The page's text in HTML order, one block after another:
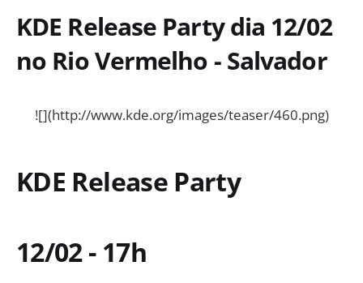
KDE Release Party dia 12/02
no Rio Vermelho - Salvador
![](http://www.kde.org/images/teaser/460.png)
KDE Release Party
12/02 - 17h